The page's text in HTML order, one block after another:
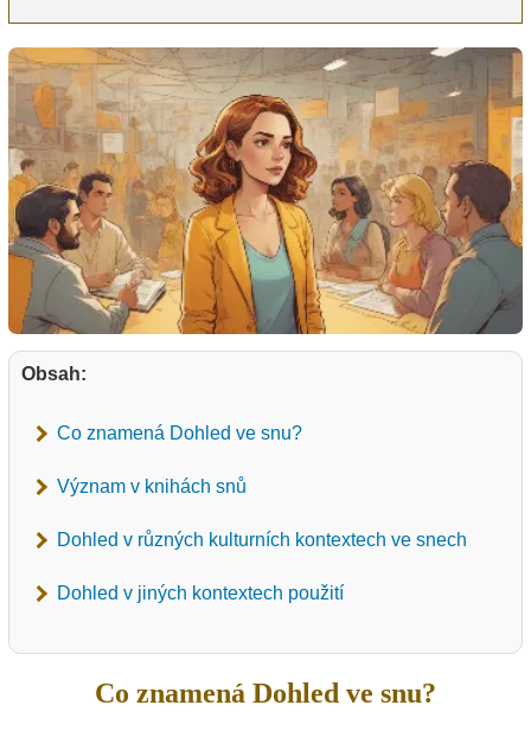
Obsah:
Co znamená Dohled ve snu?
Význam v knihách snů
Dohled v různých kulturních kontextech ve snech
Dohled v jiných kontextech použití
Co znamená Dohled ve snu?